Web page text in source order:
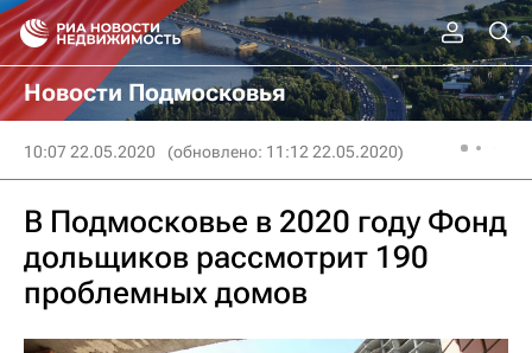
Новости Подмосковья
10:07 22.05.2020 (обновлено: 11:12 22.05.2020)
В Подмосковье в 2020 году Фонд
дольщиков рассмотрит 190
проблемных домов